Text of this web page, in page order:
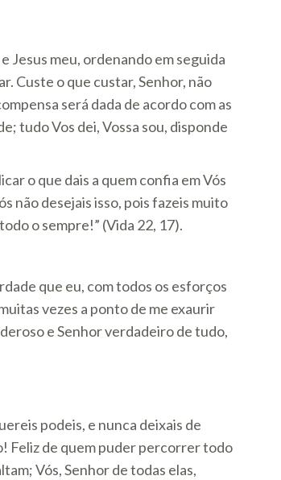
Jesus meu, ordenando em seguida
Custe o que custar, Senhor, não
será dada de acordo com as
tudo Vos dei, Vossa sou, disponde
o que dais a quem confia em Vós
não desejais isso, pois fazeis muito
o sempre!” (Vida 22, 17).
que eu, com todos os esforços
vezes a ponto de me exaurir
e Senhor verdadeiro de tudo,
podeis, e nunca deixais de
Feliz de quem puder percorrer todo
Vós, Senhor de todas elas,